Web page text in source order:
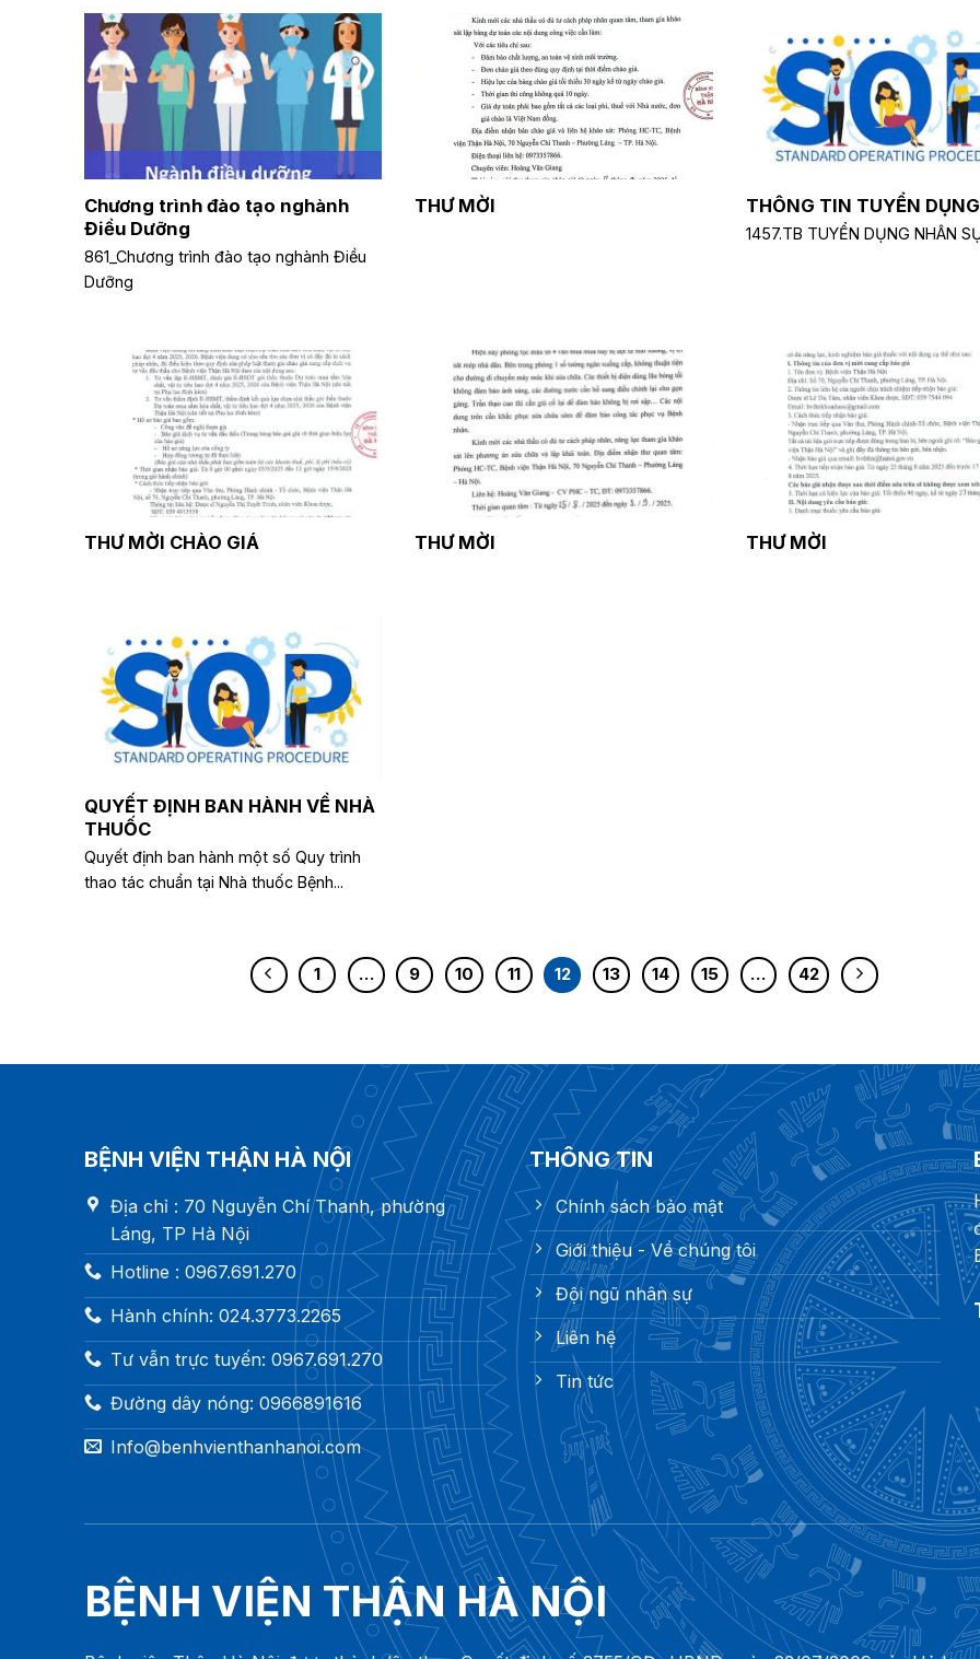
Chương trình đào tạo nghành
Điều Dưỡng
861_Chương trình đào tạo nghành Điều
Dưỡng
THƯ MỜI THÔNG TIN TUYỂN DỤNG
1457.TB TUYỂN DỤNG NHÂN
THƯ MỜI CHÀO GIÁ THƯ MỜI THƯ MỜI
QUYẾT ĐỊNH BAN HÀNH VỀ NHÀ
THUỐC
Quyết định ban hành một số Quy trình
thao tác chuẩn tại Nhà thuốc Bệnh...
1 … 9 10 11 12 13 14 15 … 42
BỆNH VIỆN THẬN HÀ NỘI
Địa chỉ : 70 Nguyễn Chí Thanh, phường
Láng, TP Hà Nội
Hotline : 0967.691.270
Hành chính: 024.3773.2265
Tư vẫn trực tuyến: 0967.691.270
Đường dây nóng: 0966891616
Info@benhvienthanhanoi.com
THÔNG TIN
Chính sách bảo mật
Giới thiệu - Về chúng tôi
Đội ngũ nhân sự
Liên hệ
Tin tức
BỆNH VIỆN THẬN HÀ NỘI